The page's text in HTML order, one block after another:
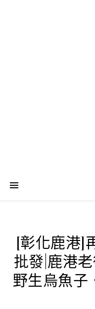
[彰化鹿港]
批發|鹿港
野生烏魚子